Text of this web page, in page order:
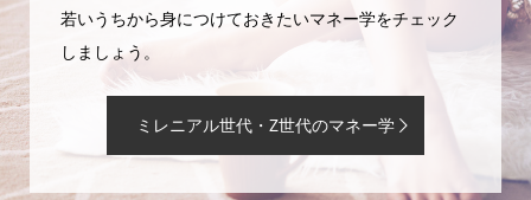
若いうちから身につけておきたいマネー学をチェック
しましょう。
ミレニアル世代・Z世代のマネー学